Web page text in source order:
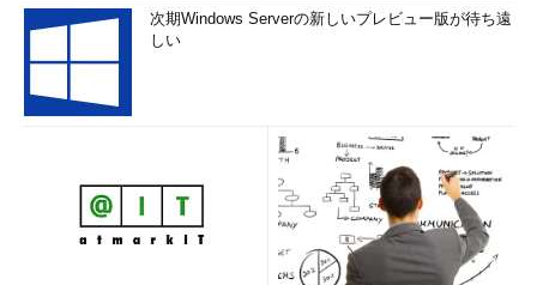
次期Windows Serverの新しいプレビュー版が待ち遠
しい